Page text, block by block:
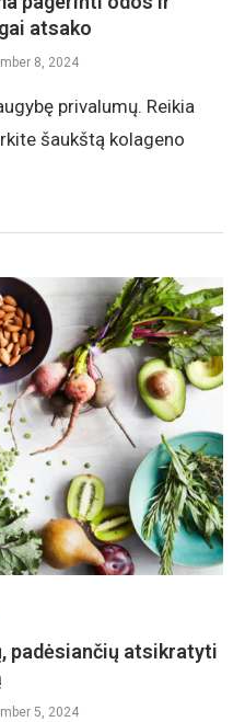
atsako
8, 2024
privalumų. Reikia
šaukštą kolageno
padėsiančių atsikratyti
5, 2024